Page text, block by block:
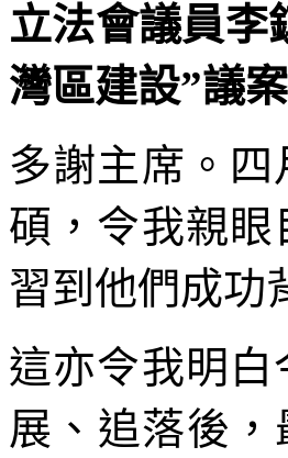
立法會議員李
灣區建設”議
多謝主席。
碩，令我親
習到他們成功
這亦令我明
展、追落後